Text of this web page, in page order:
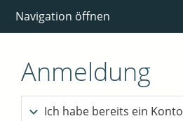
Navigation öffnen
Anmeldung
Ich habe bereits ein Konto